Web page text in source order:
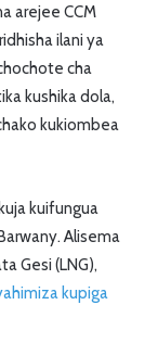
arejee CCM
ilani ya
cha
kushika dola,
kukiombea
kuifungua
Alisema
Gesi (LNG),
kupiga